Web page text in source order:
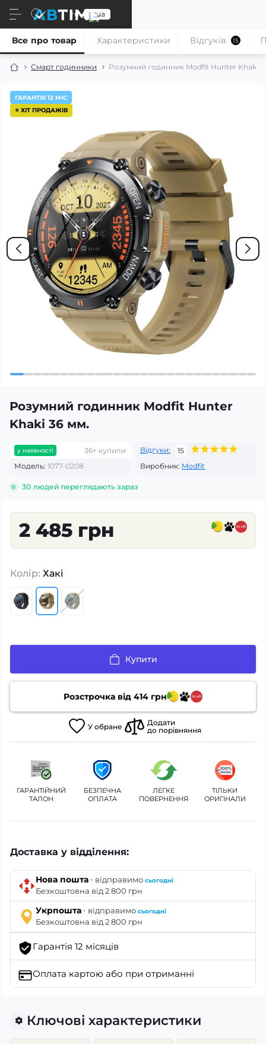
ru ua
Смарт годинники Розумний годинник Modfit Hunter Khaki
Все про товар Характеристики Відгуків 15
ГАРАНТІЯ 12 МІС
⭐ ХІТ ПРОДАЖІВ
Розумний годинник Modfit Hunter
Khaki 36 мм.
у наявності 36+ купили Відгуки:
15
Модель: 1077-0208 Виробник: Modfit
30 людей переглядають зараз
2 485 грн
Колір: Хакі
Купити
Розстрочка від 414 грн
У обране
Додати
до порівняння
ГАРАНТІЙНИЙ
ТАЛОН
БЕЗПЕЧНА
ОПЛАТА
ЛЕГКЕ
ПОВЕРНЕННЯ
ТІЛЬКИ
ОРИГІНАЛИ
Доставка у відділення:
Нова пошта · відправимо сьогодні
Безкоштовна від 2 800 грн
Укрпошта · відправимо сьогодні
Безкоштовна від 2 800 грн
Гарантія 12 місяців
Оплата картою або при отриманні
Ключові характеристики